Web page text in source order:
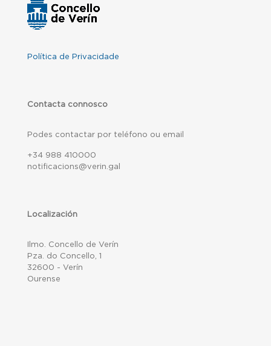
Política de Privacidade
Contacta connosco
Podes contactar por teléfono ou email
+34 988 410000
notificacions@verin.gal
Localización
Ilmo. Concello de Verín
Pza. do Concello, 1
32600 - Verín
Ourense